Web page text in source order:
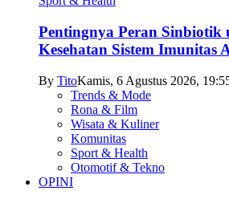
Pentingnya Peran Sinbiotik
Kesehatan Sistem Imunitas
By TitoKamis, 6 Agustus 2026,
Trends & Mode
Rona & Film
Wisata & Kuliner
Komunitas
Sport & Health
Otomotif & Tekno
OPINI